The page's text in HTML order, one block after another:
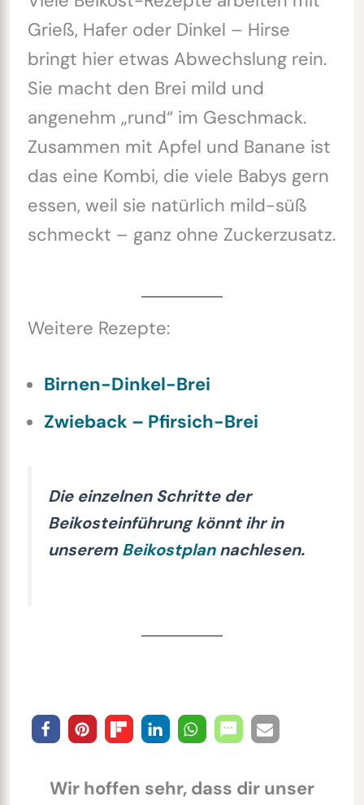
Grieß, Hafer oder Dinkel – Hirse
bringt hier etwas Abwechslung rein.
Sie macht den Brei mild und
angenehm „rund“ im Geschmack.
Zusammen mit Apfel und Banane ist
das eine Kombi, die viele Babys gern
essen, weil sie natürlich mild-süß
schmeckt – ganz ohne Zuckerzusatz.
Weitere Rezepte:
Birnen-Dinkel-Brei
Zwieback – Pfirsich-Brei
Die einzelnen Schritte der
Beikosteinführung könnt ihr in
unseremBeikostplannachlesen.
Wir hoffen sehr, dass dir unser